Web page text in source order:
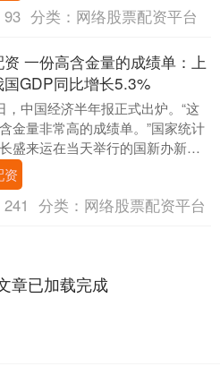
93 分类： 网络股票配资平台
一份高含金量的成绩单：上
国GDP同比增长5.3%
，中国经济半年报正式出炉。“这
金量非常高的成绩单。”国家统计
盛来运在当天举行的国新办新闻
说。 初步核算，今年上半年国内
....
资
241 分类： 网络股票配资平台
章已加载完成